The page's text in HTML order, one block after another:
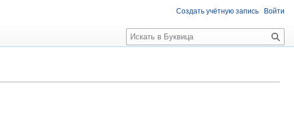
Создать учётную запись Войти
П
о
к